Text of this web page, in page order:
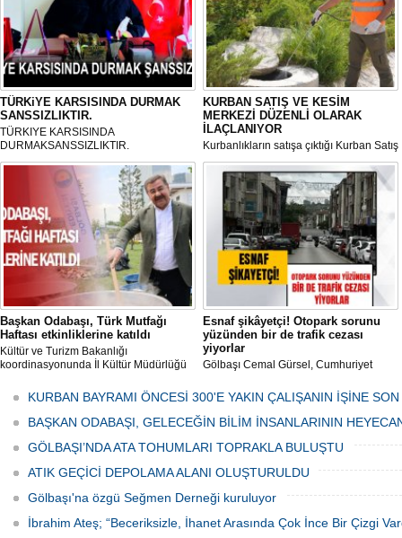
TÜRKiYE KARSISINDA DURMAK
SANSSIZLIKTIR.
TÜRKIYE KARSISINDA
DURMAKSANSSIZLIKTIR.
KURBAN SATIŞ VE KESİM
MERKEZİ DÜZENLİ OLARAK
İLAÇLANIYOR
Kurbanlıkların satışa çıktığı Kurban Satış
ve Kesim Merkezi, haşere ve
mikropların önüne geçilmesi amacıyla
her gün Gölbaşı Belediyesi ekipleri
tarafından düzenli olarak ilaçlanıyor.
Başkan Odabaşı, Türk Mutfağı
Haftası etkinliklerine katıldı
Kültür ve Turizm Bakanlığı
koordinasyonunda İl Kültür Müdürlüğü
Haftası" etkinlikleri Ankara'da devam
ediyor.
Esnaf şikâyetçi! Otopark sorunu
yüzünden bir de trafik cezası
yiyorlar
Gölbaşı Cemal Gürsel, Cumhuriyet
bulunan esnaf ve alışverişe gelen
vatandaşlar park cezaları yüzünden
canından bezdi.
KURBAN BAYRAMI ÖNCESİ 300'E YAKIN ÇALIŞANIN İŞİNE
BAŞKAN ODABAŞI, GELECEĞİN BİLİM İNSANLARININ
GÖLBAŞI’NDA ATA TOHUMLARI TOPRAKLA BULUŞTU
ATIK GEÇİCİ DEPOLAMA ALANI OLUŞTURULDU
Gölbaşı'na özgü Seğmen Derneği kuruluyor
İbrahim Ateş; “Beceriksizle, İhanet Arasında Çok İnce Bir Çizgi